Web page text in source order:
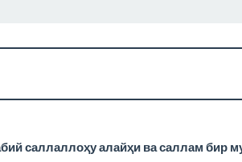
саллаллоҳу алайҳи ва саллам бир